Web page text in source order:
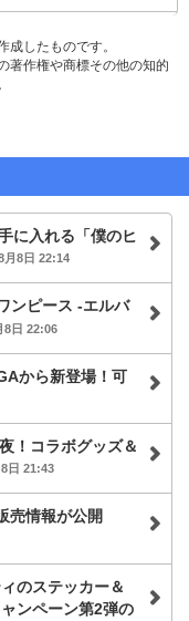
したものです。
著作権や商標その他の知的
に入れる「僕のヒ
月8日 22:14
ンピース -エルバ
8日 22:06
から新登場！可
！コラボグッズ＆
日 21:43
売情報が公開
のステッカー＆
ンペーン第2弾の